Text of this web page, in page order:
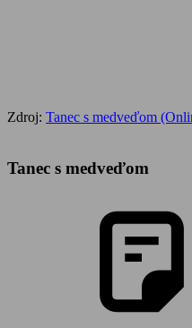
Zdroj: Tanec s medveďom
Tanec s medveďom